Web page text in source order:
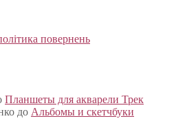
повернень
Планшеты для акварели Трек
до Альбомы и скетчбуки